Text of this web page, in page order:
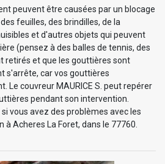
peuvent être causées par un blocage
feuilles, des brindilles, de la
et d'autres objets qui peuvent
(pensez à des balles de tennis, des
retirés et que les gouttières sont
s'arrête, car vos gouttières
Le couvreur MAURICE S. peut repérer
pendant son intervention.
vous avez des problèmes avec les
Acheres La Foret, dans le 77760.